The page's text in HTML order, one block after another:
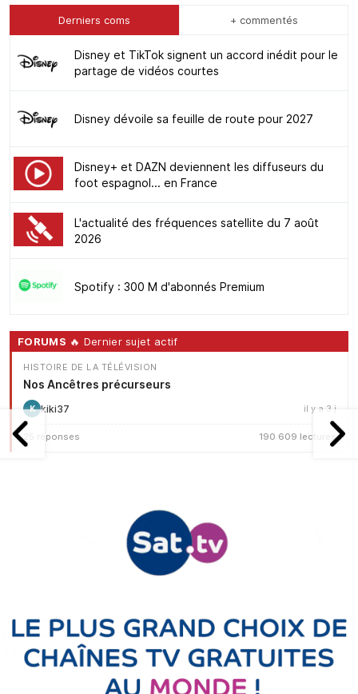
Derniers coms + commentés
Disney et TikTok signent un accord inédit pour le
partage de vidéos courtes
Disney dévoile sa feuille de route pour 2027
Disney+ et DAZN deviennent les diffuseurs du
foot espagnol... en France
L'actualité des fréquences satellite du 7 août
2026
Spotify : 300 M d'abonnés Premium
FORUMS 🔥 Dernier sujet actif
HISTOIRE DE LA TÉLÉVISION
Nos Ancêtres précurseurs
K kiki37 il y a 3 j
25 réponses 190 609 lectures